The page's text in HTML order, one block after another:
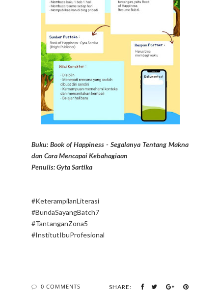
Buku: Book of Happiness - Segalanya Tentang Makna
dan Cara Mencapai Kebahagiaan
Penulis: Gyta Sartika
---
#KeterampilanLiterasi
#BundaSayangBatch7
#TantanganZona5
#InstitutIbuProfesional
0 COMMENTS SHARE: